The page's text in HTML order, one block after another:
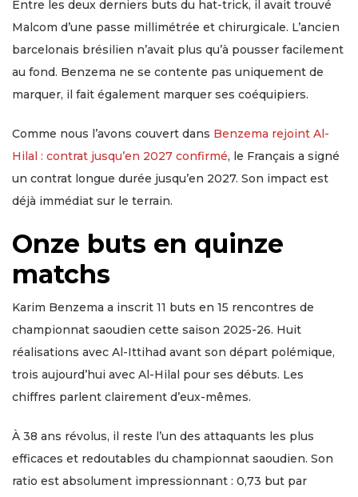
Entre les deux derniers buts du hat-trick, il avait trouvé
Malcom d’une passe millimétrée et chirurgicale. L’ancien
barcelonais brésilien n’avait plus qu’à pousser facilement
au fond. Benzema ne se contente pas uniquement de
marquer, il fait également marquer ses coéquipiers.
Comme nous l’avons couvert dans Benzema rejoint Al-
Hilal : contrat jusqu’en 2027 confirmé, le Français a signé
un contrat longue durée jusqu’en 2027. Son impact est
déjà immédiat sur le terrain.
Onze buts en quinze
matchs
Karim Benzema a inscrit 11 buts en 15 rencontres de
championnat saoudien cette saison 2025-26. Huit
réalisations avec Al-Ittihad avant son départ polémique,
trois aujourd’hui avec Al-Hilal pour ses débuts. Les
chiffres parlent clairement d’eux-mêmes.
À 38 ans révolus, il reste l’un des attaquants les plus
efficaces et redoutables du championnat saoudien. Son
ratio est absolument impressionnant : 0,73 but par